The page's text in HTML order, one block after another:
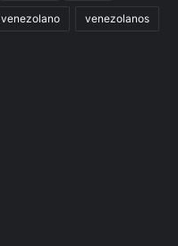
venezolano venezolanos